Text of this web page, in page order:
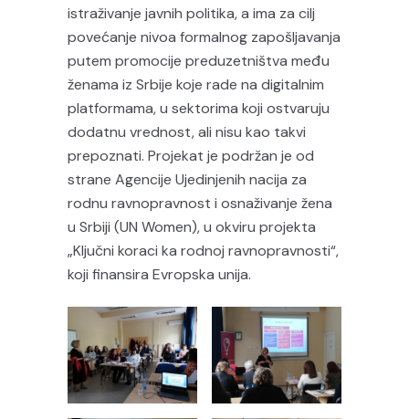
istraživanje javnih politika, a ima za cilj
povećanje nivoa formalnog zapošljavanja
putem promocije preduzetništva među
ženama iz Srbije koje rade na digitalnim
platformama, u sektorima koji ostvaruju
dodatnu vrednost, ali nisu kao takvi
prepoznati. Projekat je podržan je od
strane Agencije Ujedinjenih nacija za
rodnu ravnopravnost i osnaživanje žena
u Srbiji (UN Women), u okviru projekta
„Ključni koraci ka rodnoj ravnopravnosti“,
koji finansira Evropska unija.